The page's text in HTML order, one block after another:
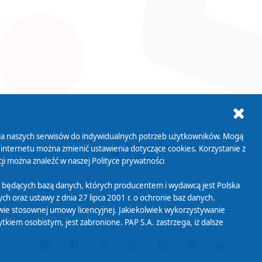
Biuletyn Informacji
Publicznej
naszych serwisów do indywidualnych potrzeb użytkowników. Mogą
można zmienić ustawienia dotyczące cookies. Korzystanie z
można znaleźć w naszej Polityce prywatności
bazą danych, których producentem i wydawcą jest Polska
oraz ustawy z dnia 27 lipca 2001 r. o ochronie baz danych.
stosownej umowy licencyjnej. Jakiekolwiek wykorzystywanie
osobistym, jest zabronione. PAP S.A. zastrzega, iż dalsze